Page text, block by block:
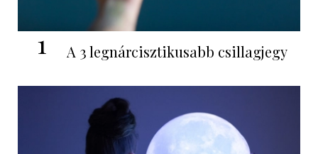
1 A 3 legnárcisztikusabb csillagjegy